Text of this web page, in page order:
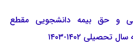
و حق بیمه دانشجویی مقطع
۱۴۰۲-۱۴۰۳